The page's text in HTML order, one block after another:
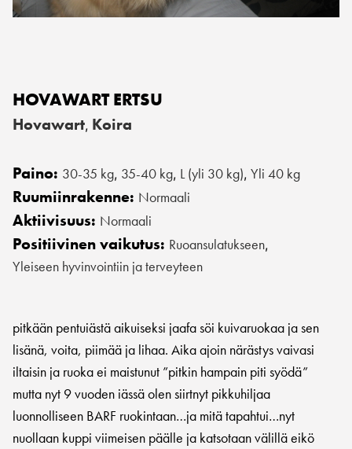
HOVAWART ERTSU
Hovawart, Koira
Paino: 30-35 kg, 35-40 kg, L (yli 30 kg), Yli 40 kg
Ruumiinrakenne: Normaali
Aktiivisuus: Normaali
Positiivinen vaikutus: Ruoansulatukseen,
Yleiseen hyvinvointiin ja terveyteen
pitkään pentuiästä aikuiseksi jaafa söi kuivaruokaa ja sen
lisänä, voita, piimää ja lihaa. Aika ajoin närästys vaivasi
iltaisin ja ruoka ei maistunut ”pitkin hampain piti syödä”
mutta nyt 9 vuoden iässä olen siirtnyt pikkuhiljaa
luonnolliseen BARF ruokintaan…ja mitä tapahtui…nyt
nuollaan kuppi viimeisen päälle ja katsotaan välillä eikö